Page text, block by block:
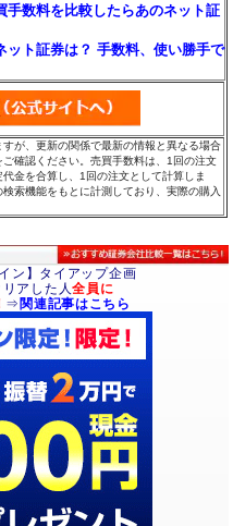
数料を比較したらあのネット証
ト証券は？ 手数料、使い勝手で
が、更新の関係で最新の情報と異なる場合
確認ください。売買手数料は、1回の注文
金を合算し、1回の注文として計算しま
索機能をもとに計測しており、実際の購入
ン】タイアップ企画
アした人全員に
⇒ 関連記事はこちら